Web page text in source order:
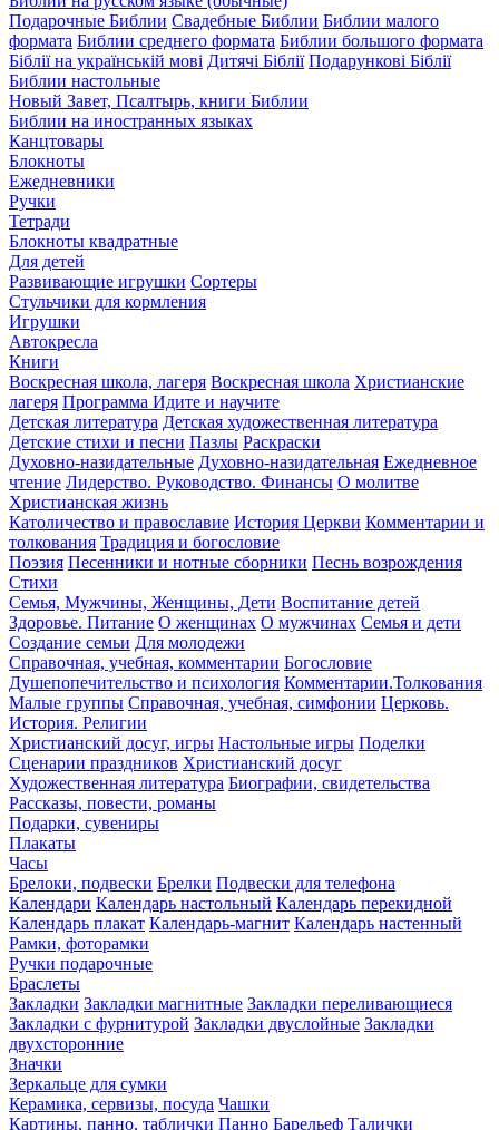
Подарочные Библии Свадебные Библии Библии малого
формата Библии среднего формата Библии большого формата
Біблії на українській мові Дитячі Біблії Подарункові Біблії
Библии настольные
Новый Завет, Псалтырь, книги Библии
Библии на иностранных языках
Канцтовары
Блокноты
Ежедневники
Ручки
Тетради
Блокноты квадратные
Для детей
Развивающие игрушки Сортеры
Стульчики для кормления
Игрушки
Автокресла
Книги
Воскресная школа, лагеря Воскресная школа Христианские
лагеря Программа Идите и научите
Детская литература Детская художественная литература
Детские стихи и песни Пазлы Раскраски
Духовно-назидательные Духовно-назидательная Ежедневное
чтение Лидерство. Руководство. Финансы О молитве
Христианская жизнь
Католичество и православие История Церкви Комментарии и
толкования Традиция и богословие
Поэзия Песенники и нотные сборники Песнь возрождения
Стихи
Семья, Мужчины, Женщины, Дети Воспитание детей
Здоровье. Питание О женщинах О мужчинах Семья и дети
Создание семьи Для молодежи
Справочная, учебная, комментарии Богословие
Душепопечительство и психология Комментарии.Толкования
Малые группы Справочная, учебная, симфонии Церковь.
История. Религии
Христианский досуг, игры Настольные игры Поделки
Сценарии праздников Христианский досуг
Художественная литература Биографии, свидетельства
Рассказы, повести, романы
Подарки, сувениры
Плакаты
Часы
Брелоки, подвески Брелки Подвески для телефона
Календари Календарь настольный Календарь перекидной
Календарь плакат Календарь-магнит Календарь настенный
Рамки, фоторамки
Ручки подарочные
Браслеты
Закладки Закладки магнитные Закладки переливающиеся
Закладки с фурнитурой Закладки двуслойные Закладки
двухсторонние
Значки
Зеркальце для сумки
Керамика, сервизы, посуда Чашки
Картины, панно, таблички Панно Барельеф Талички